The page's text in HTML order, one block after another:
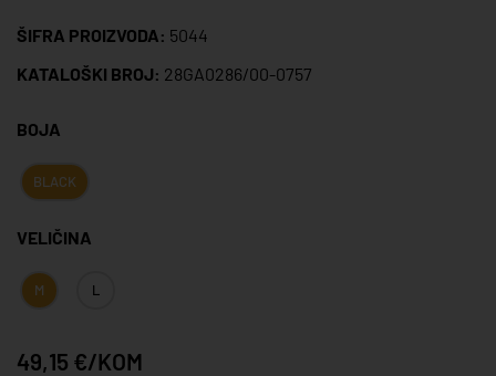
ŠIFRA PROIZVODA: 5044
KATALOŠKI BROJ: 28GA0286/00-0757
BOJA
BLACK
VELIČINA
M L
49,15 €/KOM